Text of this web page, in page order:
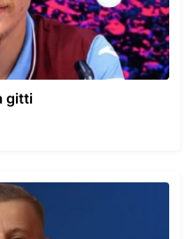
gitti